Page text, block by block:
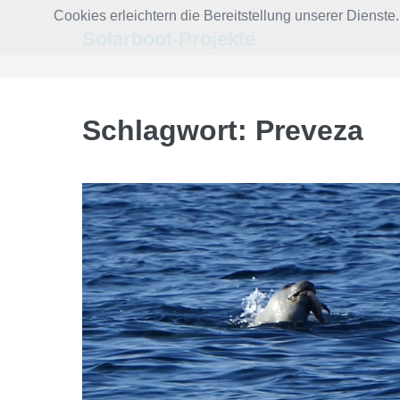
Schlagwort: Preveza
Mönchsrobbe
frisst
Octopus
weich
geklopft
Cookies erleichtern die Bereitstellung unserer